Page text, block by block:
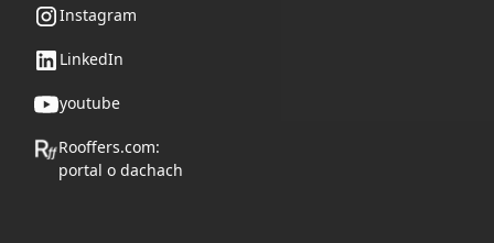
Instagram
LinkedIn
youtube
Rooffers.com:
portal o dachach